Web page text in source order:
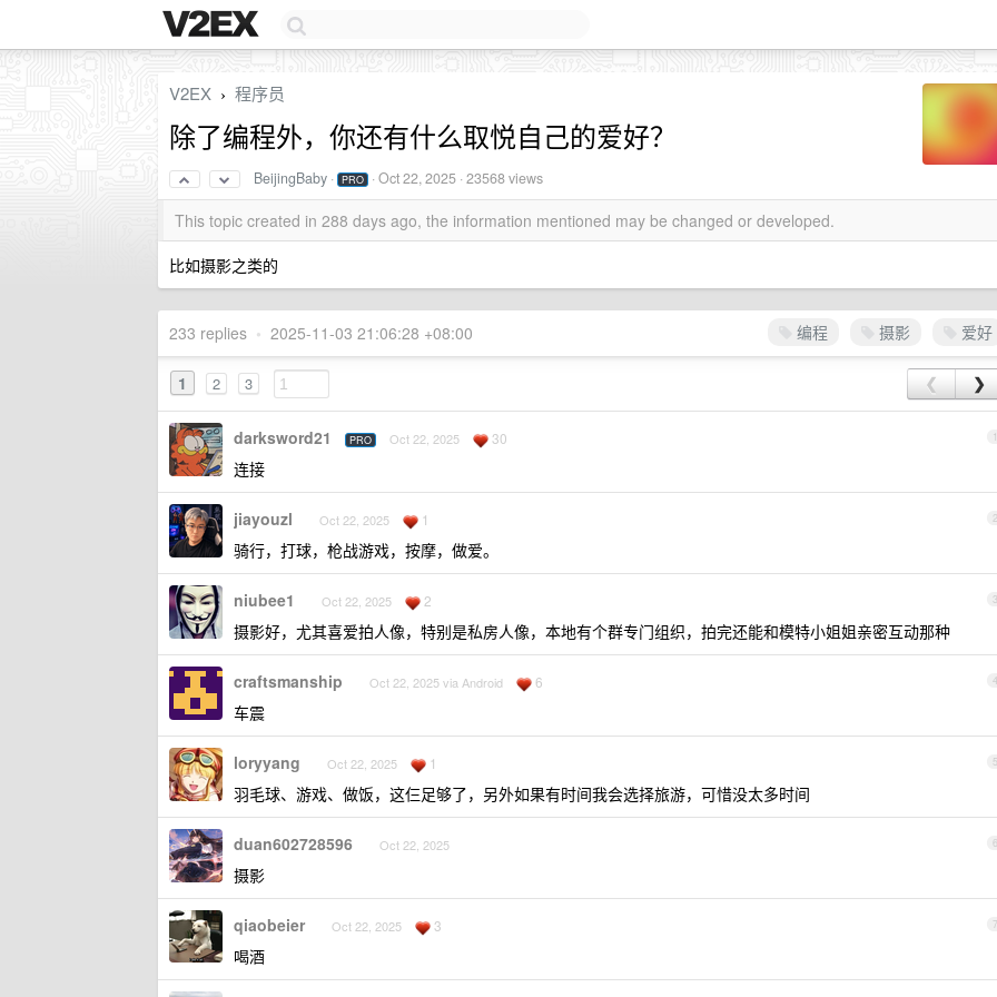
V2EX › 程序员
除了编程外，你还有什么取悦自己的爱好？
BeijingBaby · PRO ·Oct 22, 2025 · 23568 views
This topic created in 288 days ago, the information mentioned may be changed or developed.
比如摄影之类的
编程 摄影 爱好
233 replies • 2025-11-03 21:06:28 +08:00
1 2 3 ❮ ❯
1
darksword21 PRO Oct 22, 2025 30
连接
2
jiayouzl Oct 22, 2025 1
骑行，打球，枪战游戏，按摩，做爱。
3
niubee1 Oct 22, 2025 2
摄影好，尤其喜爱拍人像，特别是私房人像，本地有个群专门组织，拍完还能和模特小姐姐亲密互动那种
4
craftsmanship Oct 22, 2025 via Android 6
车震
5
loryyang Oct 22, 2025 1
羽毛球、游戏、做饭，这仨足够了，另外如果有时间我会选择旅游，可惜没太多时间
6
duan602728596 Oct 22, 2025
摄影
7
qiaobeier Oct 22, 2025 3
喝酒